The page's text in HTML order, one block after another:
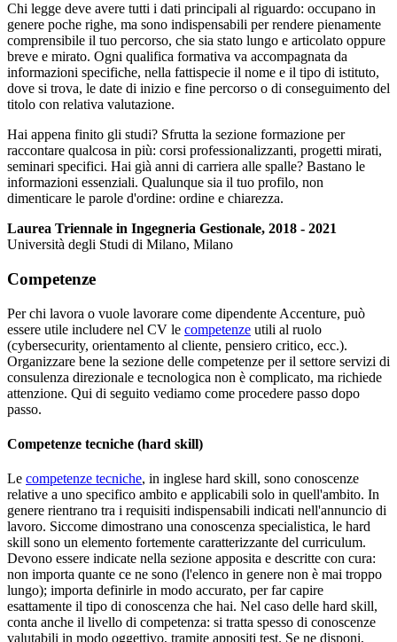
Chi legge deve avere tutti i dati principali al riguardo: occupano in
genere poche righe, ma sono indispensabili per rendere pienamente
comprensibile il tuo percorso, che sia stato lungo e articolato oppure
breve e mirato. Ogni qualifica formativa va accompagnata da
informazioni specifiche, nella fattispecie il nome e il tipo di istituto,
dove si trova, le date di inizio e fine percorso o di conseguimento del
titolo con relativa valutazione.
Hai appena finito gli studi? Sfrutta la sezione formazione per
raccontare qualcosa in più: corsi professionalizzanti, progetti mirati,
seminari specifici. Hai già anni di carriera alle spalle? Bastano le
informazioni essenziali. Qualunque sia il tuo profilo, non
dimenticare le parole d'ordine: ordine e chiarezza.
Laurea Triennale in Ingegneria Gestionale, 2018 - 2021
Università degli Studi di Milano, Milano
Competenze
Per chi lavora o vuole lavorare come dipendente Accenture, può
essere utile includere nel CV le competenze utili al ruolo
(cybersecurity, orientamento al cliente, pensiero critico, ecc.).
Organizzare bene la sezione delle competenze per il settore servizi di
consulenza direzionale e tecnologica non è complicato, ma richiede
attenzione. Qui di seguito vediamo come procedere passo dopo
passo.
Competenze tecniche (hard skill)
Le competenze tecniche, in inglese hard skill, sono conoscenze
relative a uno specifico ambito e applicabili solo in quell'ambito. In
genere rientrano tra i requisiti indispensabili indicati nell'annuncio di
lavoro. Siccome dimostrano una conoscenza specialistica, le hard
skill sono un elemento fortemente caratterizzante del curriculum.
Devono essere indicate nella sezione apposita e descritte con cura:
non importa quante ce ne sono (l'elenco in genere non è mai troppo
lungo); importa definirle in modo accurato, per far capire
esattamente il tipo di conoscenza che hai. Nel caso delle hard skill,
conta anche il livello di competenza: si tratta spesso di conoscenze
valutabili in modo oggettivo, tramite appositi test. Se ne disponi,